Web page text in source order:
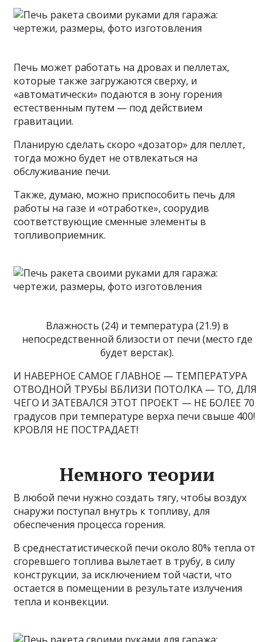
Печь может работать на дровах и пеллетах,
которые также загружаются сверху, и
«автоматически» подаются в зону горения
естественным путем — под действием
гравитации.
Планирую сделать скоро «дозатор» для пеллет,
тогда можно будет не отвлекаться на
обслуживание печи.
Также, думаю, можно приспособить печь для
работы на газе и «отработке», соорудив
соответствующие сменные элементы в
топливоприемник.
Влажность (24) и температура (21.9) в
непосредственной близости от печи (место где
будет верстак).
И НАВЕРНОЕ САМОЕ ГЛАВНОЕ — ТЕМПЕРАТУРА
ОТВОДНОЙ ТРУБЫ ВБЛИЗИ ПОТОЛКА — ТО, ДЛЯ
ЧЕГО И ЗАТЕВАЛСЯ ЭТОТ ПРОЕКТ — НЕ БОЛЕЕ 70
градусов при температуре верха печи свыше 400!
КРОВЛЯ НЕ ПОСТРАДАЕТ!
Немного теории
В любой печи нужно создать тягу, чтобы воздух
снаружи поступал внутрь к топливу, для
обеспечения процесса горения.
В среднестатистической печи около 80% тепла от
сгоревшего топлива вылетает в трубу, в силу
конструкции, за исключением той части, что
остается в помещении в результате излучения
тепла и конвекции.